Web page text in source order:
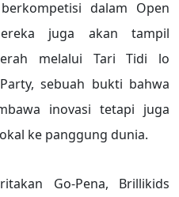
dalam Open
juga akan tampil
melalui Tari Tidi lo
sebuah bukti bahwa
inovasi tetapi juga
ke panggung dunia.
Go-Pena, Brillikids